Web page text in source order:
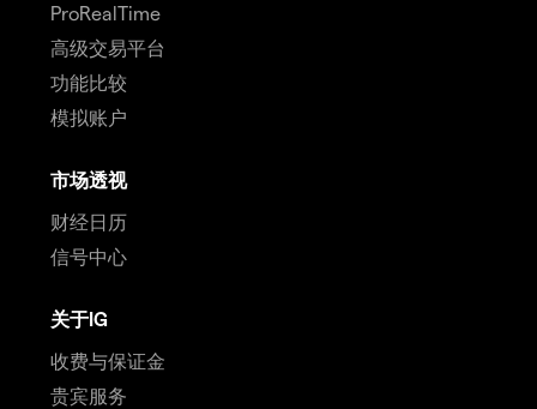
ProRealTime
高级交易平台
功能比较
模拟账户
市场透视
财经日历
信号中心
关于IG
收费与保证金
贵宾服务